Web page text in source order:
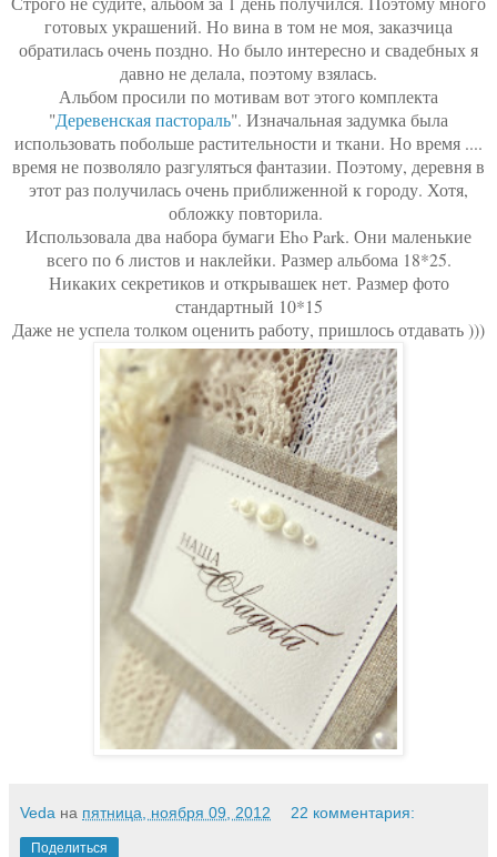
готовых украшений. Но вина в том не моя, заказчица
обратилась очень поздно. Но было интересно и свадебных я
давно не делала, поэтому взялась.
Альбом просили по мотивам вот этого комплекта
"Деревенская пастораль". Изначальная задумка была
использовать побольше растительности и ткани. Но время ....
время не позволяло разгуляться фантазии. Поэтому, деревня в
этот раз получилась очень приближенной к городу. Хотя,
обложку повторила.
Использовала два набора бумаги Eho Park. Они маленькие
всего по 6 листов и наклейки. Размер альбома 18*25.
Никаких секретиков и открывашек нет. Размер фото
стандартный 10*15
Даже не успела толком оценить работу, пришлось отдавать )))
Veda на пятница, ноября 09, 2012 22 комментария:
Поделиться